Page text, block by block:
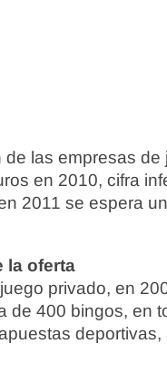
de las empresas
en 2010, cifra
2011 se espera
la oferta
privado, en
de 400 bingos, en